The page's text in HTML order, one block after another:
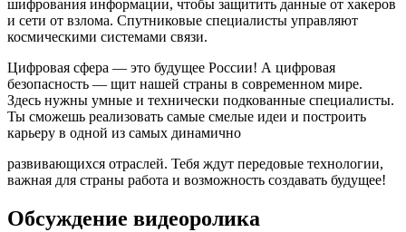
шифрования информации, чтобы защитить данные от хакеров
и сети от взлома. Спутниковые специалисты управляют
космическими системами связи.
Цифровая сфера — это будущее России! А цифровая
безопасность — щит нашей страны в современном мире.
Здесь нужны умные и технически подкованные специалисты.
Ты сможешь реализовать самые смелые идеи и построить
карьеру в одной из самых динамично
развивающихся отраслей. Тебя ждут передовые технологии,
важная для страны работа и возможность создавать будущее!
Обсуждение видеоролика